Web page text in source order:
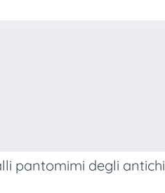
pantomimi degli antichi